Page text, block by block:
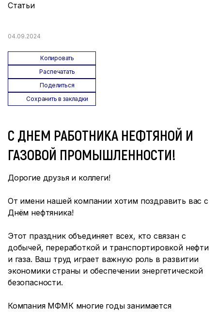
Статьи
04.09.2024
Копировать
Распечатать
Поделиться
Сохранить в закладки
С ДНЕМ РАБОТНИКА НЕФТЯНОЙ И
ГАЗОВОЙ ПРОМЫШЛЕННОСТИ!
Дорогие друзья и коллеги!
От имени нашей компании хотим поздравить вас с
Днём нефтяника!
Этот праздник объединяет всех, кто связан с
добычей, переработкой и транспортировкой нефти
и газа. Ваш труд играет важную роль в развитии
экономики страны и обеспечении энергетической
безопасности.
Компания МФМК многие годы занимается